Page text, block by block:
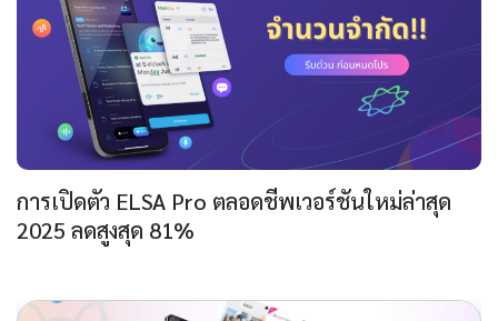
การเปิดตัว ELSA Pro ตลอดชีพเวอร์ชันใหม่ล่าสุด
2025 ลดสูงสุด 81%